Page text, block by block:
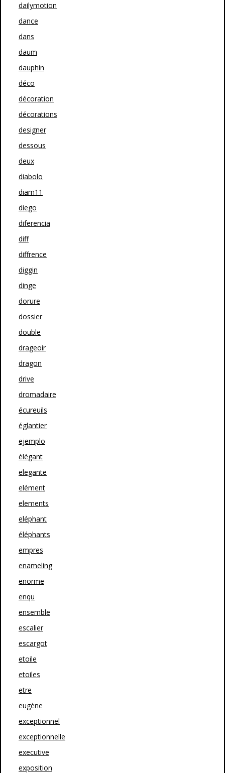
dailymotion
dance
dans
daum
dauphin
déco
décoration
décorations
designer
dessous
deux
diabolo
diam11
diego
diferencia
diff
diffrence
diggin
dinge
dorure
dossier
double
drageoir
dragon
drive
dromadaire
écureuils
églantier
ejemplo
élégant
elegante
elément
elements
eléphant
éléphants
empres
enameling
enorme
enqu
ensemble
escalier
escargot
etoile
etoiles
etre
eugène
exceptionnel
exceptionnelle
executive
exposition